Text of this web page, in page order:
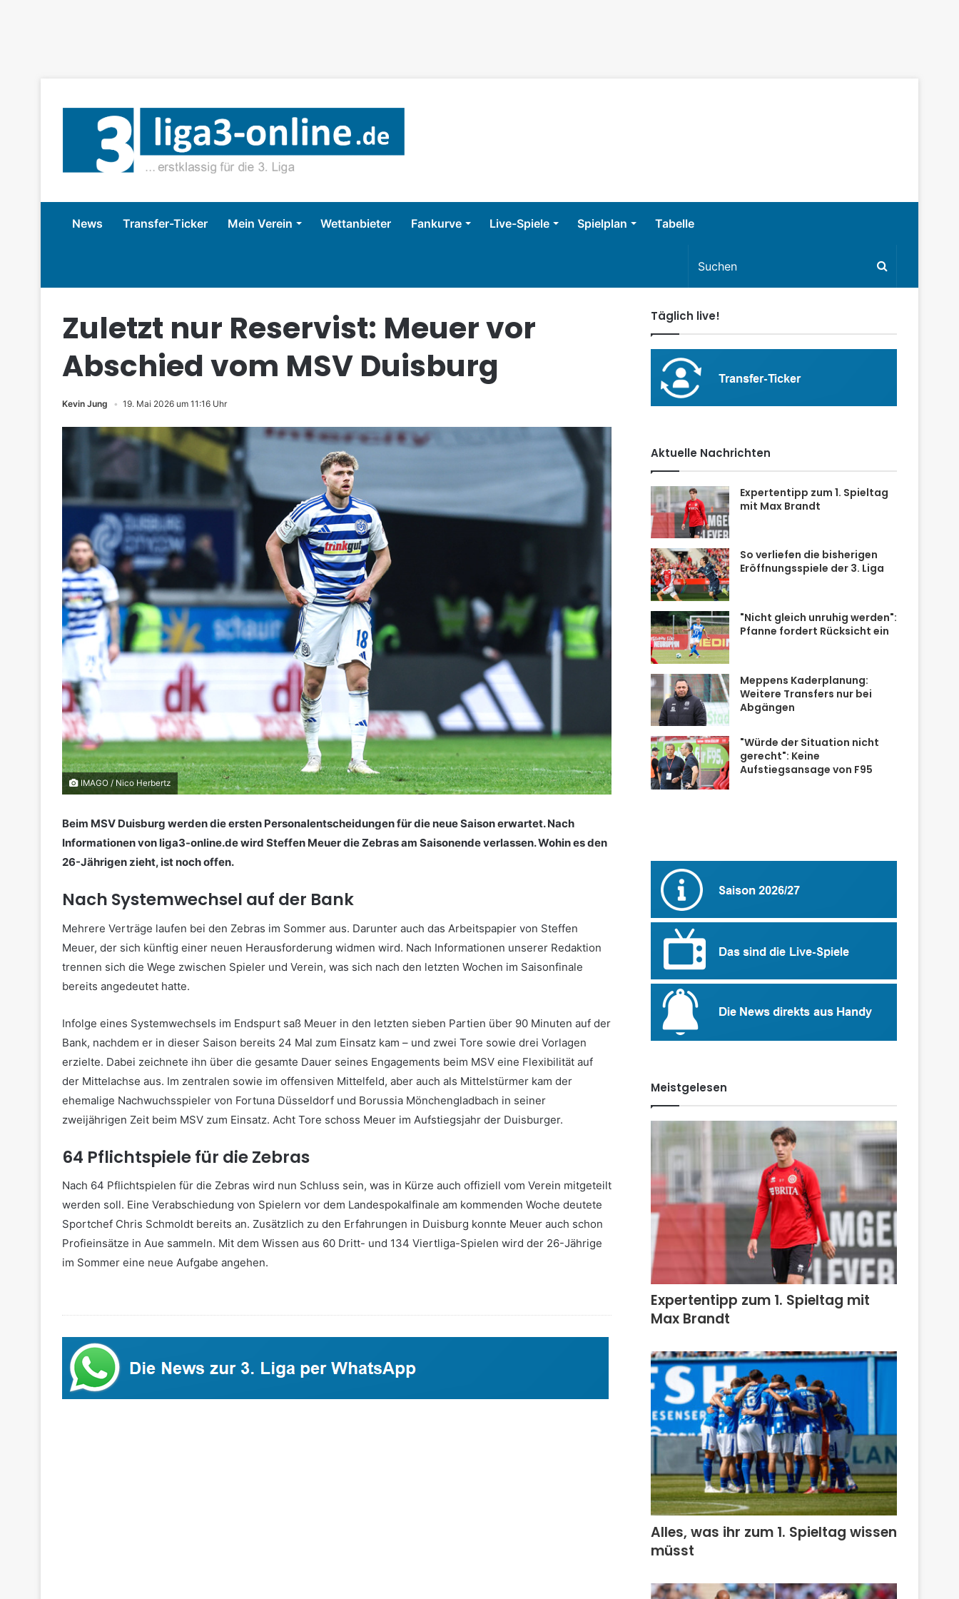
News Transfer-Ticker Mein Verein Wettanbieter Fankurve Live-Spiele Spielplan Tabelle
Zuletzt nur Reservist: Meuer vor
Abschied vom MSV Duisburg
Kevin Jung 19. Mai 2026 um 11:16 Uhr
IMAGO / Nico Herbertz
Beim MSV Duisburg werden die ersten Personalentscheidungen für die neue Saison erwartet. Nach
Informationen von liga3-online.de wird Steffen Meuer die Zebras am Saisonende verlassen. Wohin es den
26-Jährigen zieht, ist noch offen.
Nach Systemwechsel auf der Bank
Mehrere Verträge laufen bei den Zebras im Sommer aus. Darunter auch das Arbeitspapier von Steffen
Meuer, der sich künftig einer neuen Herausforderung widmen wird. Nach Informationen unserer Redaktion
trennen sich die Wege zwischen Spieler und Verein, was sich nach den letzten Wochen im Saisonfinale
bereits angedeutet hatte.
Infolge eines Systemwechsels im Endspurt saß Meuer in den letzten sieben Partien über 90 Minuten auf der
Bank, nachdem er in dieser Saison bereits 24 Mal zum Einsatz kam – und zwei Tore sowie drei Vorlagen
erzielte. Dabei zeichnete ihn über die gesamte Dauer seines Engagements beim MSV eine Flexibilität auf
der Mittelachse aus. Im zentralen sowie im offensiven Mittelfeld, aber auch als Mittelstürmer kam der
ehemalige Nachwuchsspieler von Fortuna Düsseldorf und Borussia Mönchengladbach in seiner
zweijährigen Zeit beim MSV zum Einsatz. Acht Tore schoss Meuer im Aufstiegsjahr der Duisburger.
64 Pflichtspiele für die Zebras
Nach 64 Pflichtspielen für die Zebras wird nun Schluss sein, was in Kürze auch offiziell vom Verein mitgeteilt
werden soll. Eine Verabschiedung von Spielern vor dem Landespokalfinale am kommenden Woche deutete
Sportchef Chris Schmoldt bereits an. Zusätzlich zu den Erfahrungen in Duisburg konnte Meuer auch schon
Profieinsätze in Aue sammeln. Mit dem Wissen aus 60 Dritt- und 134 Viertliga-Spielen wird der 26-Jährige
im Sommer eine neue Aufgabe angehen.
Täglich live!
Aktuelle Nachrichten
Expertentipp zum 1. Spieltag
mit Max Brandt
So verliefen die bisherigen
Eröffnungsspiele der 3. Liga
"Nicht gleich unruhig werden":
Pfanne fordert Rücksicht ein
Meppens Kaderplanung:
Weitere Transfers nur bei
Abgängen
"Würde der Situation nicht
gerecht": Keine
Aufstiegsansage von F95
Meistgelesen
Expertentipp zum 1. Spieltag mit
Max Brandt
Alles, was ihr zum 1. Spieltag wissen
müsst